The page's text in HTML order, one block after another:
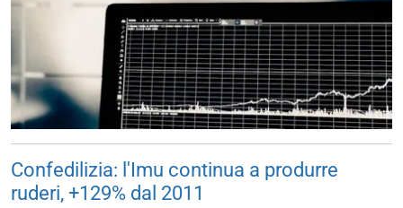
Confedilizia: l'Imu continua a produrre
ruderi, +129% dal 2011